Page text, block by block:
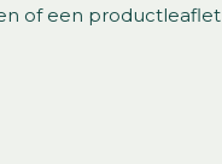
of een productleaflet